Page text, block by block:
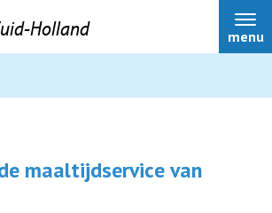
Holland menu
maaltijdservice van